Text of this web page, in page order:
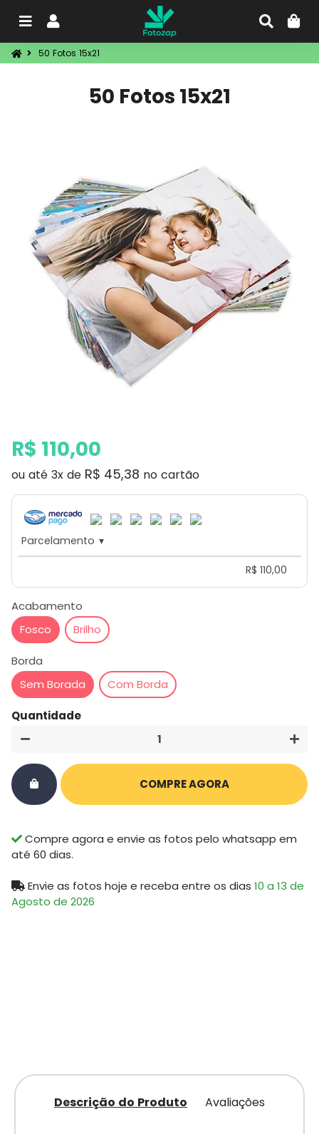
Menu
50 Fotos 15x21
50 Fotos 15x21
Preço
normal
Preço
promocional
R$ 110,00
ou até 3x de R$ 45,38 no cartão
Parcelamento ▾
R$ 110,00
Acabamento
Fosco
Brilho
Borda
Sem Borada
Com Borda
Quantidade
−
+
COMPRE AGORA
Compre agora e envie as fotos pelo whatsapp em
até 60 dias.
Envie as fotos hoje e receba entre os dias 10 a 13 de
Agosto de 2026
Descrição do Produto Avaliações